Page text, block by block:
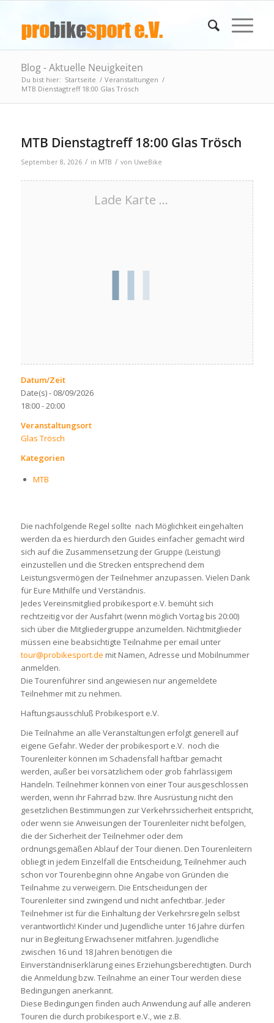
Blog - Aktuelle Neuigkeiten
Du bist hier: Startseite / Veranstaltungen /
MTB Dienstagtreff 18:00 Glas Trösch
MTB Dienstagtreff 18:00 Glas Trösch
September 8, 2026 / in MTB / von UweBike
Lade Karte ...
Datum/Zeit
Date(s) - 08/09/2026
18:00 - 20:00
Veranstaltungsort
Glas Trösch
Kategorien
MTB
Die nachfolgende Regel sollte nach Möglichkeit eingehalten
werden da es hierdurch den Guides einfacher gemacht wird
sich auf die Zusammensetzung der Gruppe (Leistung)
einzustellen und die Strecken entsprechend dem
Leistungsvermögen der Teilnehmer anzupassen. Vielen Dank
für Eure Mithilfe und Verständnis.
Jedes Vereinsmitglied probikesport e.V. bemüht sich
rechtzeitig vor der Ausfahrt (wenn möglich Vortag bis 20:00)
sich über die Mitgliedergruppe anzumelden. Nichtmitglieder
müssen eine beabsichtigte Teilnahme per email unter
tour@probikesport.de mit Namen, Adresse und Mobilnummer
anmelden.
Die Tourenführer sind angewiesen nur angemeldete
Teilnehmer mit zu nehmen.
Haftungsausschluß Probikesport e.V.
Die Teilnahme an alle Veranstaltungen erfolgt generell auf
eigene Gefahr. Weder der probikesport e.V. noch die
Tourenleiter können im Schadensfall haftbar gemacht
werden, außer bei vorsätzlichem oder grob fahrlässigem
Handeln. Teilnehmer können von einer Tour ausgeschlossen
werden, wenn ihr Fahrrad bzw. Ihre Ausrüstung nicht den
gesetzlichen Bestimmungen zur Verkehrssicherheit entspricht,
oder wenn sie Anweisungen der Tourenleiter nicht befolgen,
die der Sicherheit der Teilnehmer oder dem
ordnungsgemäßen Ablauf der Tour dienen. Den Tourenleitern
obliegt in jedem Einzelfall die Entscheidung, Teilnehmer auch
schon vor Tourenbeginn ohne Angabe von Gründen die
Teilnahme zu verweigern. Die Entscheidungen der
Tourenleiter sind zwingend und nicht anfechtbar. Jeder
Teilnehmer ist für die Einhaltung der Verkehrsregeln selbst
verantwortlich! Kinder und Jugendliche unter 16 Jahre dürfen
nur in Begleitung Erwachsener mitfahren. Jugendliche
zwischen 16 und 18 Jahren benötigen die
Einverständniserklärung eines Erziehungsberechtigten. Durch
die Anmeldung bzw. Teilnahme an einer Tour werden diese
Bedingungen anerkannt.
Diese Bedingungen finden auch Anwendung auf alle anderen
Touren die durch probikesport e.V., wie z.B.